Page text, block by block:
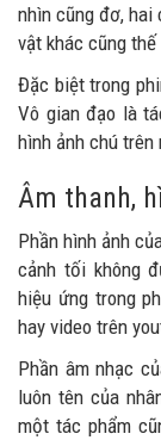
nhìn cũng đơ, hai
vật khác cũng thế
Đặc biệt trong
Vô gian đạo là
hình ảnh chú trên
Âm thanh,
Phần hình ảnh
cảnh tối không
hiệu ứng trong
hay video trên
Phần âm nhạc
luôn tên của
một tác phẩm